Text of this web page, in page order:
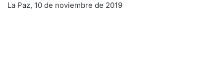
La Paz, 10 de noviembre de 2019